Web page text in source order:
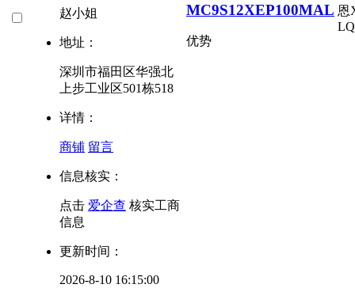
赵小姐
地址：
深圳市福田区华强北
上步工业区501栋518
详情：
商铺 留言
信息核实：
点击 爱企查 核实工商
信息
更新时间：
2026-8-10 16:15:00
MC9S12XEP100MAL
优势
恩